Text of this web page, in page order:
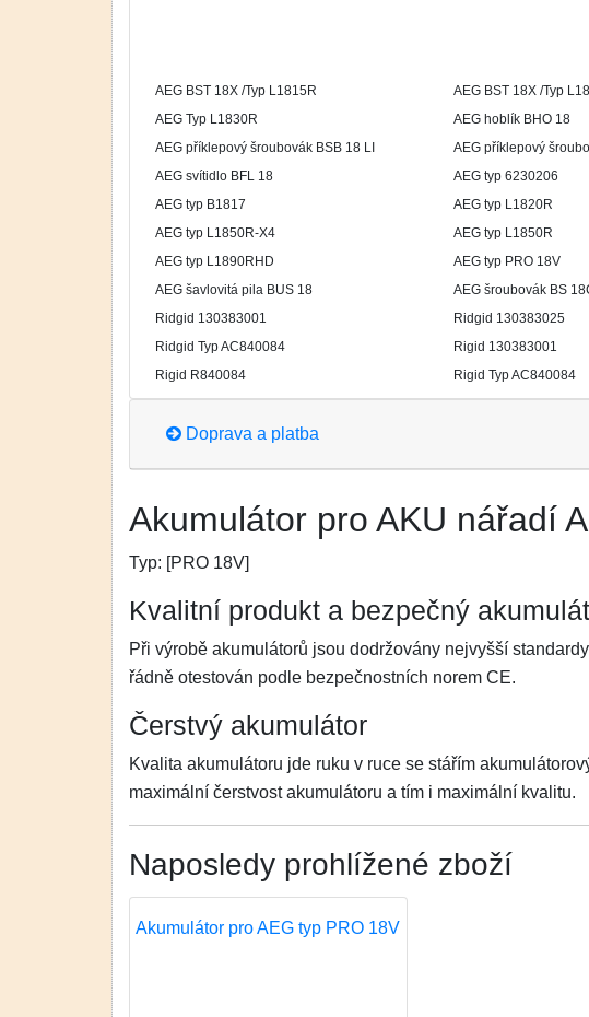
AEG BST 18X /Typ L1815R AEG BST 18X /Typ
AEG Typ L1830R
AEG hoblík BHO 18
AEG příklepový šroubovák BSB 18 LI
AEG příklepový
AEG svítidlo BFL 18
AEG typ 6230206
AEG typ B1817
AEG typ L1820R
AEG typ L1850R-X4
AEG typ L1850R
AEG typ L1890RHD
AEG typ PRO 18V
AEG šavlovitá pila BUS 18
AEG šroubovák BS
Ridgid 130383001
Ridgid 130383025
Ridgid Typ AC840084
Rigid 130383001
Rigid R840084
Rigid Typ AC840084
Doprava a platba
Akumulátor pro AKU nářadí
Typ: [PRO 18V]
Kvalitní produkt a bezpečný
Při výrobě akumulátorů jsou dodržovány nejvyšší
řádně otestován podle bezpečnostních norem CE.
Čerstvý akumulátor
Kvalita akumulátoru jde ruku v ruce se stářím
maximální čerstvost akumulátoru a tím i maximální kvalitu.
Naposledy prohlížené zboží
Akumulátor pro AEG typ PRO 18V